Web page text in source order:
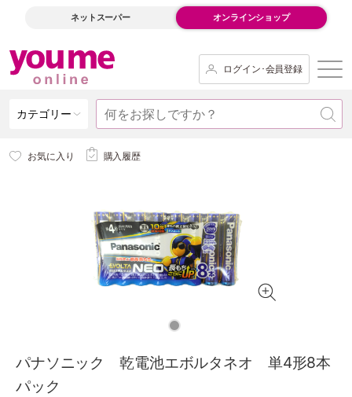
ネットスーパー オンラインショップ
ログイン･会員登録
カテゴリー
お気に入り 購入履歴
パナソニック 乾電池エボルタネオ 単4形8本
パック